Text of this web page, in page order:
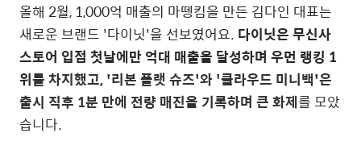
올해 2월, 1,000억 매출의 마뗑킴을 만든 김다인 대표는
새로운 브랜드 '다이닛'을 선보였어요. 다이닛은 무신사
스토어 입점 첫날에만 억대 매출을 달성하며 우먼 랭킹 1
위를 차지했고, '리본 플랫 슈즈'와 '클라우드 미니백'은
출시 직후 1분 만에 전량 매진을 기록하며 큰 화제를 모았
습니다.